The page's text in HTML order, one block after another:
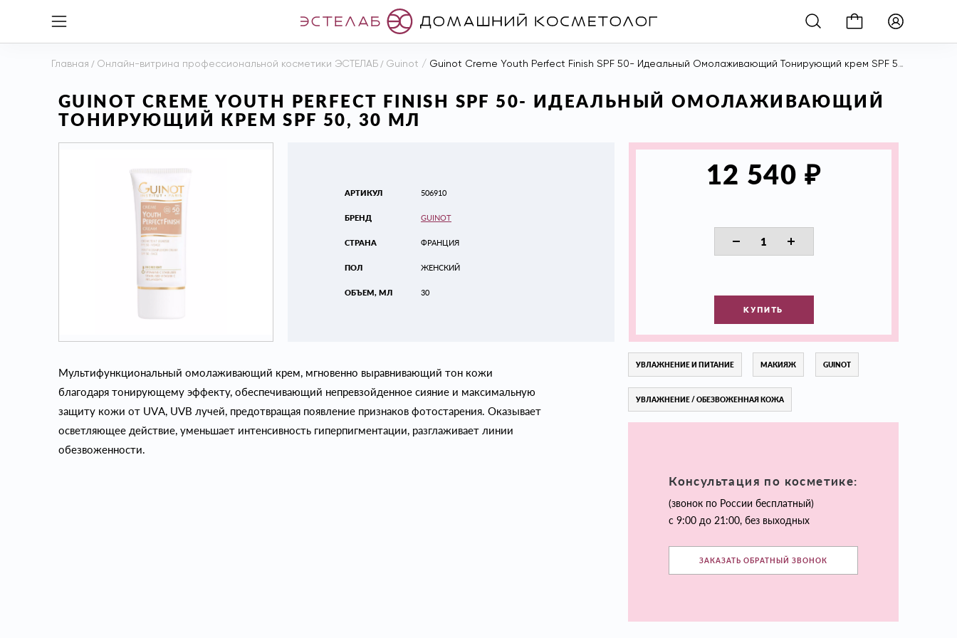
Главная / Онлайн-витрина профессиональной косметики ЭСТЕЛАБ / Guinot / Guinot Creme Youth Perfect Finish SPF 50- Идеальный Омолаживающий Тонирующий крем SPF 50, 30 мл
GUINOT CREME YOUTH PERFECT FINISH SPF 50- ИДЕАЛЬНЫЙ ОМОЛАЖИВАЮЩИЙ
ТОНИРУЮЩИЙ КРЕМ SPF 50, 30 МЛ
АРТИКУЛ
БРЕНД
СТРАНА
ПОЛ
ОБЪЕМ, МЛ
506910
GUINOT
ФРАНЦИЯ
ЖЕНСКИЙ
30
12 540 ₽
КУПИТЬ
Мультифункциональный омолаживающий крем, мгновенно выравнивающий тон кожи
благодаря тонирующему эффекту, обеспечивающий непревзойденное сияние и максимальную
защиту кожи от UVА, UVВ лучей, предотвращая появление признаков фотостарения. Оказывает
осветляющее действие, уменьшает интенсивность гиперпигментации, разглаживает линии
обезвоженности.
УВЛАЖНЕНИЕ И ПИТАНИЕ МАКИЯЖ GUINOT
УВЛАЖНЕНИЕ / ОБЕЗВОЖЕННАЯ КОЖА
Консультация по косметике:
(звонок по России бесплатный)
с 9:00 до 21:00, без выходных
ЗАКАЗАТЬ ОБРАТНЫЙ ЗВОНОК